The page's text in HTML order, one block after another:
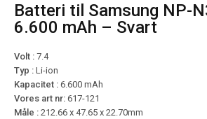
Batteri til Samsung NP-N310 mfl –
6.600 mAh – Svart
Volt : 7.4
Typ : Li-ion
Kapacitet : 6.600 mAh
Vores art nr: 617-121
Måle : 212.66 x 47.65 x 22.70mm